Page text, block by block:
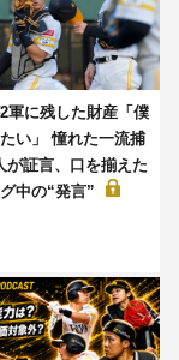
軍に残した財産「僕
い」 憧れた一流捕
が証言、口を揃えた
中の“発言”